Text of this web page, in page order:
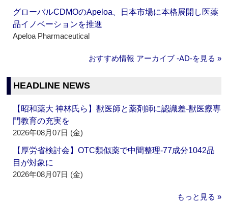
グローバルCDMOのApeloa、日本市場に本格展開し医薬
品イノベーションを推進
Apeloa Pharmaceutical
おすすめ情報 アーカイブ ‐AD‐を見る »
HEADLINE NEWS
【昭和薬大 神林氏ら】獣医師と薬剤師に認識差‐獣医療専
門教育の充実を
2026年08月07日 (金)
【厚労省検討会】OTC類似薬で中間整理‐77成分1042品
目が対象に
2026年08月07日 (金)
もっと見る »